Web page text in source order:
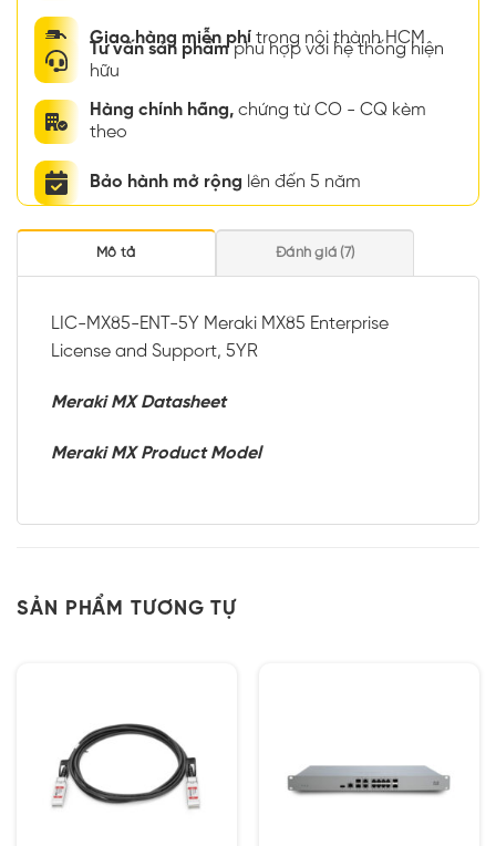
Giao hàng miễn phí trong nội thành HCM
Tư vấn sản phẩmphù hợp với hệ thống hiện
hữu
Hàng chính hãng, chứng từ CO - CQ kèm
theo
Bảo hành mở rộng lên đến 5 năm
Mô tả Đánh giá (7)
LIC-MX85-ENT-5Y Meraki MX85 Enterprise
License and Support, 5YR
Meraki MX Datasheet
Meraki MX Product Model
SẢN PHẨM TƯƠNG TỰ